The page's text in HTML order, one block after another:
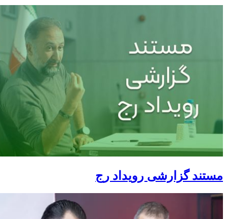
مستند گزارشی رویداد رج